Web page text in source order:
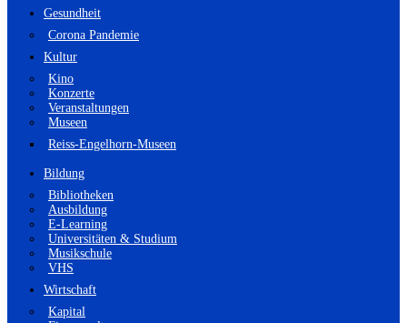
Gesundheit
Corona Pandemie
Kultur
Kino
Konzerte
Veranstaltungen
Museen
Reiss-Engelhorn-Museen
Bildung
Bibliotheken
Ausbildung
E-Learning
Universitäten & Studium
Musikschule
VHS
Wirtschaft
Kapital